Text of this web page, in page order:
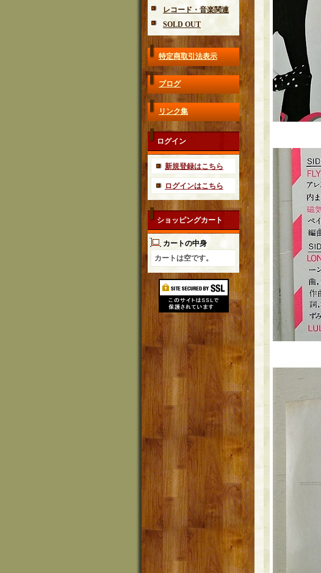
レコード・音楽関連
SOLD OUT
特定商取引法表示
ブログ
リンク集
ログイン
新規登録はこちら
ログインはこちら
ショッピングカート
カートの中身
カートは空です。